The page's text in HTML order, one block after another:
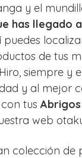
y el
has llegado
puedes
de tus
siempre y
y al mejor
tus
web
colección de